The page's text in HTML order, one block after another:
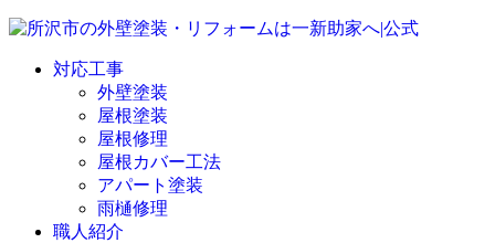
対応工事
外壁塗装
屋根塗装
屋根修理
屋根カバー工法
アパート塗装
雨樋修理
職人紹介